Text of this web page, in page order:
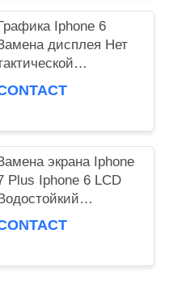
Графика Iphone 6
дисплея Нет
совместимости
экрана Iphone
Plus Iphone 6 LCD
графический дисплей